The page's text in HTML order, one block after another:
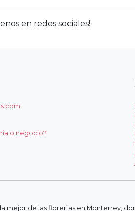
en redes sociales!
o negocio?
mejor de las florerias en Monterrey,